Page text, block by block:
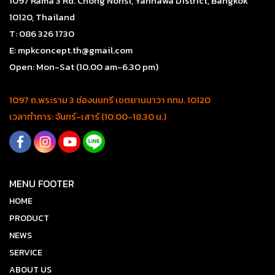
10120, Thailand
T: 086 326 1730
E: mpkconcept.th@gmail.com
Open: Mon-Sat (10.00 am-6.30 pm)
1097 ถ.พระราม 3 ช่องนนทรี เขตยานนาวา กทม. 10120
เวลาทำการ: จันทร์-เสาร์ (10.00-18.30 น.)
MENU FOOTER
HOME
PRODUCT
NEWS
SERVICE
ABOUT US